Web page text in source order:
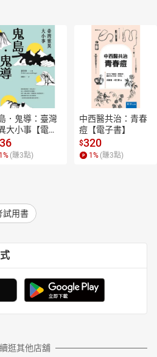
．鬼導：臺灣
大小事【電子
1 % (賺3點)
中西醫共治：青春
痘【電子書】
$320
1 % (賺3點)
試用書
逛其他店舖